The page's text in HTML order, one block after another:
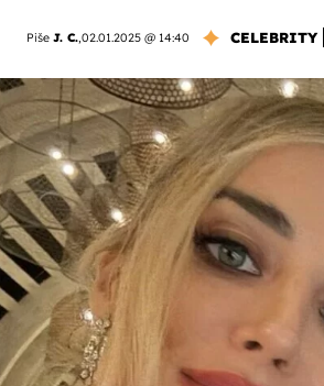
Piše J. C.,02.01.2025 @ 14:40 CELEBRITY